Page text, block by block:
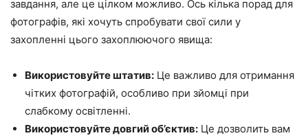
завдання, але це цілком можливо. Ось кілька порад для
фотографів, які хочуть спробувати свої сили у
захопленні цього захоплюючого явища:
Використовуйте штатив: Це важливо для отримання
чітких фотографій, особливо при зйомці при
слабкому освітленні.
Використовуйте довгий об’єктив: Це дозволить вам